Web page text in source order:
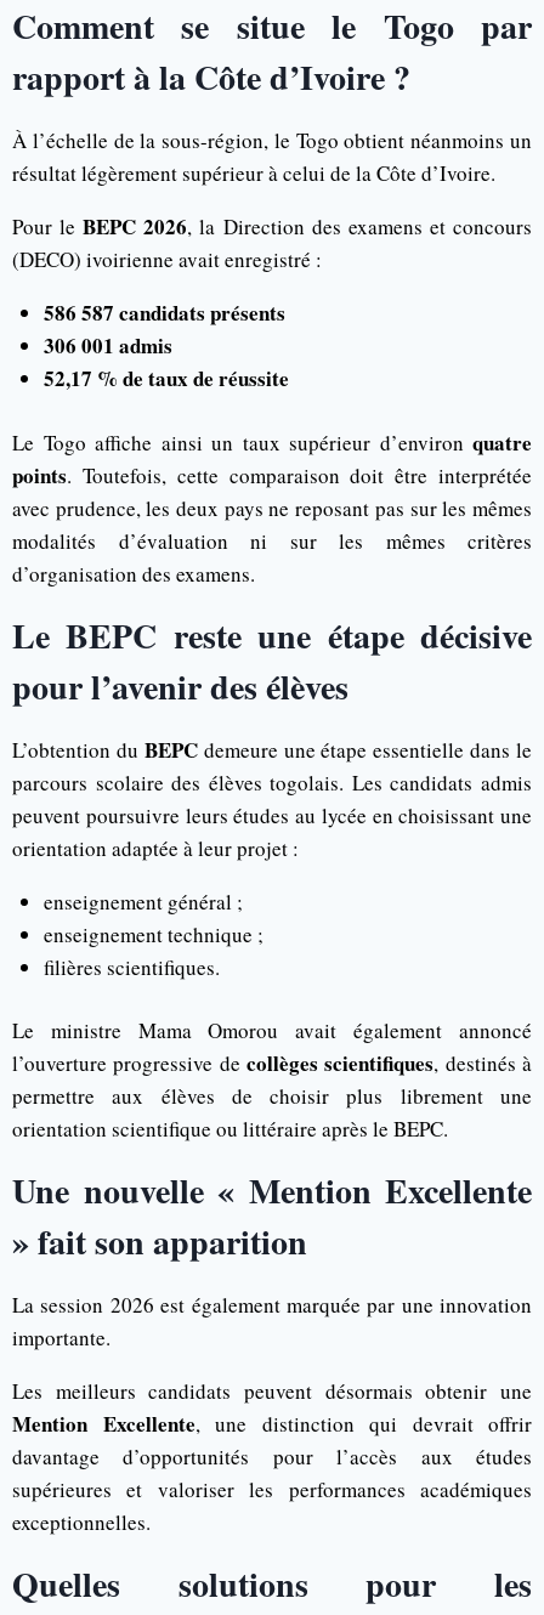
Comment se situe le Togo par
rapport à la Côte d’Ivoire ?
À l’échelle de la sous-région, le Togo obtient néanmoins un
résultat légèrement supérieur à celui de la Côte d’Ivoire.
Pour leBEPC 2026, la Direction des examens et concours
(DECO) ivoirienne avait enregistré :
586 587 candidats présents
306 001 admis
52,17 % de taux de réussite
Le Togo affiche ainsi un taux supérieur d’environ quatre
points. Toutefois, cette comparaison doit être interprétée
avec prudence, les deux pays ne reposant pas sur les mêmes
modalités d’évaluation ni sur les mêmes critères
d’organisation des examens.
Le BEPC reste une étape décisive
pour l’avenir des élèves
L’obtention du BEPCdemeure une étape essentielle dans le
parcours scolaire des élèves togolais. Les candidats admis
peuvent poursuivre leurs études au lycée en choisissant une
orientation adaptée à leur projet :
enseignement général ;
enseignement technique ;
filières scientifiques.
Le ministre Mama Omorou avait également annoncé
l’ouverture progressive de collèges scientifiques, destinés à
permettre aux élèves de choisir plus librement une
orientation scientifique ou littéraire après le BEPC.
Une nouvelle « Mention Excellente
» fait son apparition
La session 2026 est également marquée par une innovation
importante.
Les meilleurs candidats peuvent désormais obtenir une
Mention Excellente, une distinction qui devrait offrir
davantage d’opportunités pour l’accès aux études
supérieures et valoriser les performances académiques
exceptionnelles.
Quelles solutions pour les